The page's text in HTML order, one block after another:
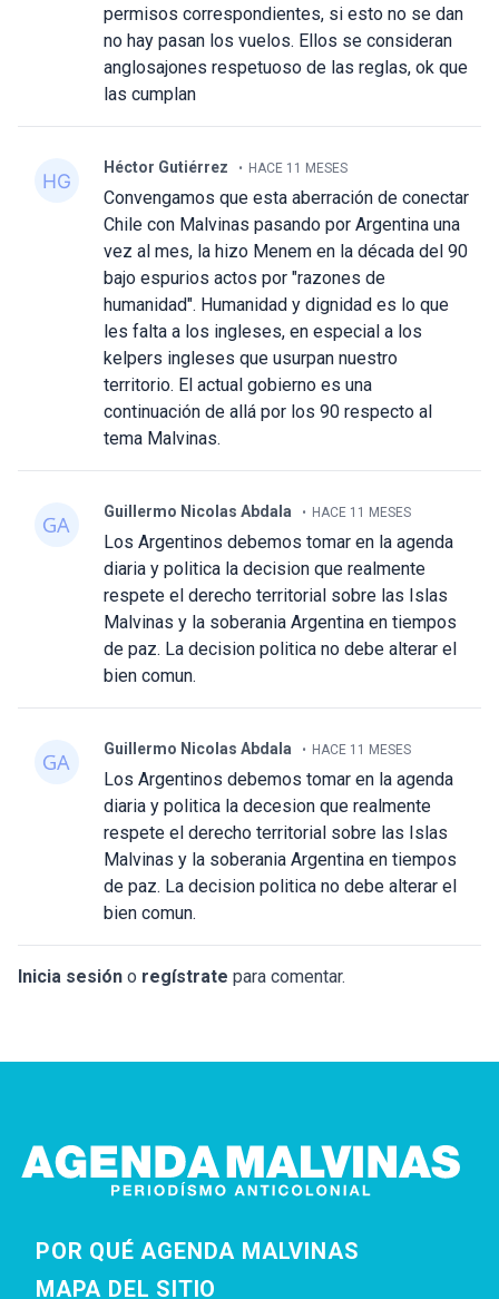
permisos correspondientes, si esto no se dan
no hay pasan los vuelos. Ellos se consideran
anglosajones respetuoso de las reglas, ok que
las cumplan
Héctor Gutiérrez HACE 11 MESES
Convengamos que esta aberración de conectar
Chile con Malvinas pasando por Argentina una
vez al mes, la hizo Menem en la década del 90
bajo espurios actos por "razones de
humanidad". Humanidad y dignidad es lo que
les falta a los ingleses, en especial a los
kelpers ingleses que usurpan nuestro
territorio. El actual gobierno es una
continuación de allá por los 90 respecto al
tema Malvinas.
Guillermo Nicolas Abdala HACE 11 MESES
Los Argentinos debemos tomar en la agenda
diaria y politica la decision que realmente
respete el derecho territorial sobre las Islas
Malvinas y la soberania Argentina en tiempos
de paz. La decision politica no debe alterar el
bien comun.
Guillermo Nicolas Abdala HACE 11 MESES
Los Argentinos debemos tomar en la agenda
diaria y politica la decesion que realmente
respete el derecho territorial sobre las Islas
Malvinas y la soberania Argentina en tiempos
de paz. La decision politica no debe alterar el
bien comun.
Inicia sesión o regístrate para comentar.
POR QUÉ AGENDA MALVINAS
MAPA DEL SITIO